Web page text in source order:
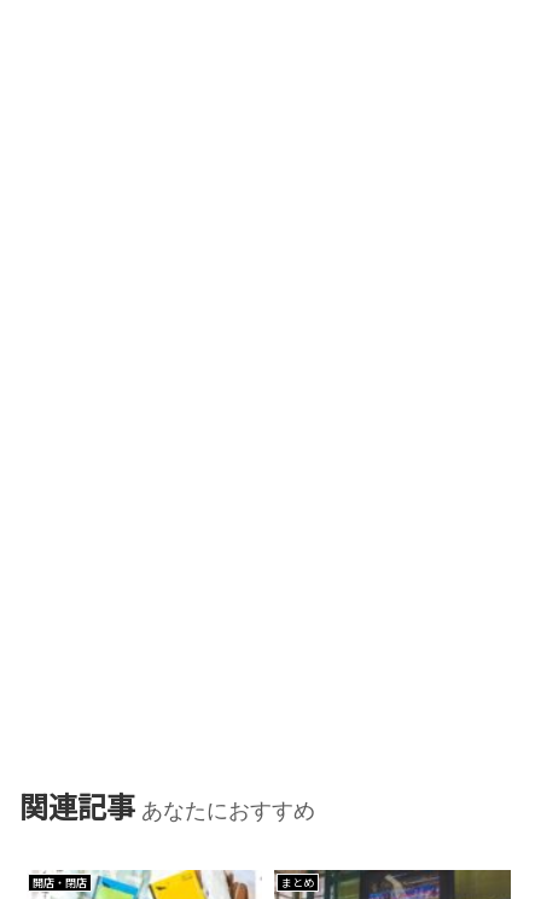
関連記事 あなたにおすすめ
開店・閉店 まとめ